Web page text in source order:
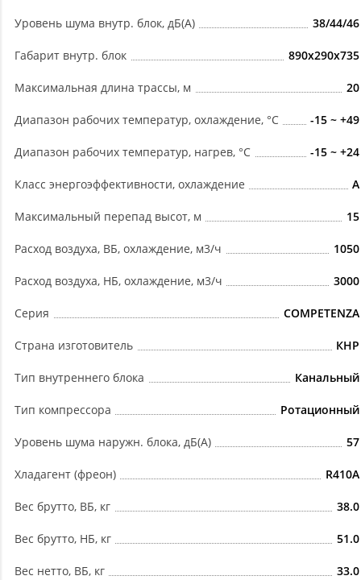
Уровень шума внутр. блок, дБ(А) 38/44/46
Габарит внутр. блок 890x290x735
Максимальная длина трассы, м 20
Диапазон рабочих температур, охлаждение, °C -15 ~ +49
Диапазон рабочих температур, нагрев, °C -15 ~ +24
Класс энергоэффективности, охлаждение А
Максимальный перепад высот, м 15
Расход воздуха, ВБ, охлаждение, м3/ч 1050
Расход воздуха, НБ, охлаждение, м3/ч 3000
Серия COMPETENZA
Страна изготовитель КНР
Тип внутреннего блока Канальный
Тип компрессора Ротационный
Уровень шума наружн. блока, дБ(А) 57
Хладагент (фреон) R410A
Вес брутто, ВБ, кг 38.0
Вес брутто, НБ, кг 51.0
Вес нетто, ВБ, кг 33.0